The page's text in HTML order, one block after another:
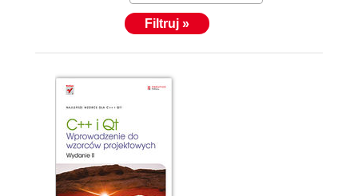
Filtruj »